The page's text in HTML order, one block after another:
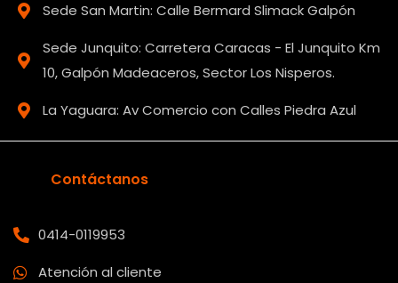
Contáctanos
0414-0119953
Atención al cliente
Sede San Martin: Calle Bermard Slimack Galpón
Sede Junquito: Carretera Caracas - El Junquito Km
10, Galpón Madeaceros, Sector Los Nisperos.
La Yaguara: Av Comercio con Calles Piedra Azul